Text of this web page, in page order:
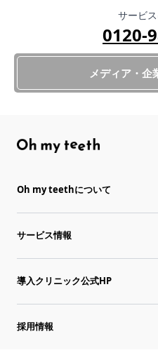
サービ
0120-
メディア・企
Oh my teethについて
サービス情報
導入クリニック公式HP
採用情報